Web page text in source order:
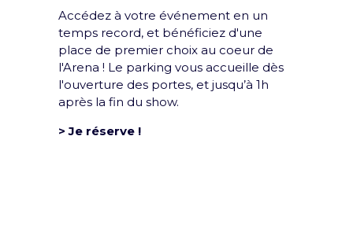
Groupe
Accédez à votre événement en un
temps record, et bénéficiez d'une
place de premier choix au coeur de
l'Arena ! Le parking vous accueille dès
l'ouverture des portes, et jusqu’à 1h
après la fin du show.
> Je réserve !